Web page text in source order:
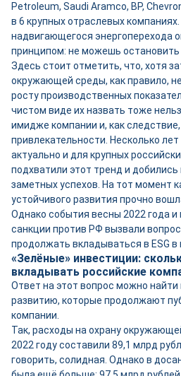
Petroleum, Saudi Aramco, BP,
в 6 крупных отраслевых
надвигающегося энергоперехода
принципом: не можешь остановить
Здесь стоит отметить, что, хотя
окружающей среды, как правило,
росту производственных
чистом виде их назвать тоже
имидже компании и, как
привлекательности. Несколько
актуально и для крупных
подхватили этот тренд и
заметных успехов. На тот момент
устойчивого развития прочно
Однако события весны 2022 года
санкции против РФ вызвали
продолжать вкладываться в ESG в
«Зелёные» инвестиции:
вкладывать российские
Ответ на этот вопрос можно найти
развитию, которые продолжают
компании.
Так, расходы на охрану
2022 году составили 89,1 млрд
говорить, солидная. Однако в